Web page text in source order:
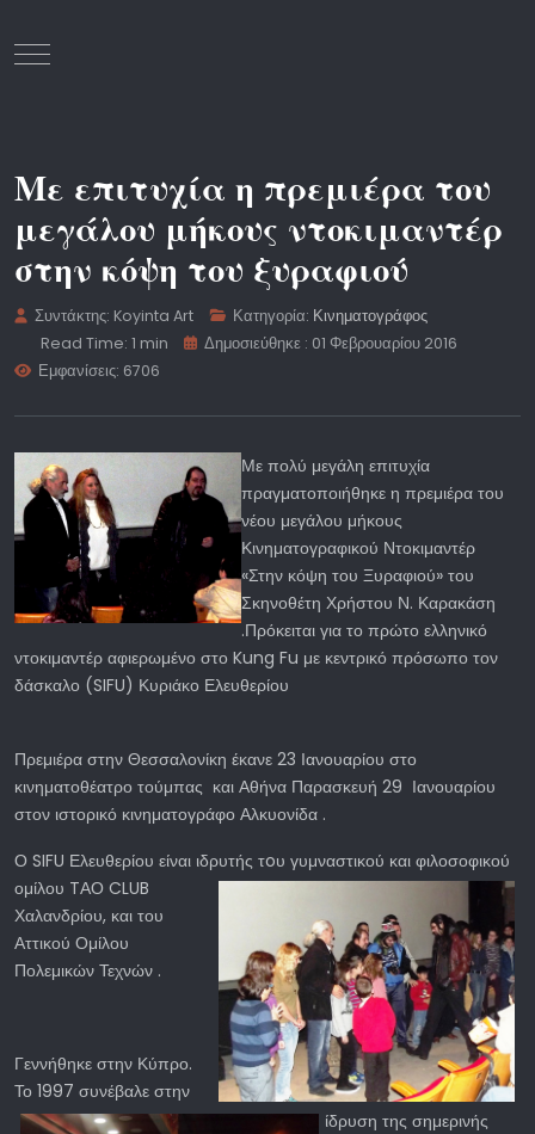
Mobile Menu Toggle
Με επιτυχία η πρεμιέρα του
μεγάλου μήκους ντοκιμαντέρ
στην κόψη του ξυραφιού
Συντάκτης: Koyinta Art Κατηγορία: Κινηματογράφος
Read Time: 1 min
Δημοσιεύθηκε : 01 Φεβρουαρίου 2016
Εμφανίσεις: 6706
Με πολύ μεγάλη επιτυχία
πραγματοποιήθηκε η πρεμιέρα του
νέου μεγάλου μήκους
Κινηματογραφικού Ντοκιμαντέρ
«Στην κόψη του Ξυραφιού» του
Σκηνοθέτη Χρήστου Ν. Καρακάση
.Πρόκειται για το πρώτο ελληνικό
ντοκιμαντέρ αφιερωμένο στο Kung Fu με κεντρικό πρόσωπο τον
δάσκαλο (SIFU) Κυριάκο Ελευθερίου
Πρεμιέρα στην Θεσσαλονίκη έκανε 23 Ιανουαρίου στο
κινηματοθέατρο τούμπας και Αθήνα Παρασκευή 29 Ιανουαρίου
στον ιστορικό κινηματογράφο Αλκυονίδα .
Ο SIFU Ελευθερίου είναι ιδρυτής τoυ γυμναστικού και φιλοσοφικού
ομίλου TΑΟ CLUB
Χαλανδρίου, και του
Αττικού Ομίλου
Πολεμικών Τεχνών .
Γεννήθηκε στην Κύπρο.
Το 1997 συνέβαλε στην
ίδρυση της σημερινής